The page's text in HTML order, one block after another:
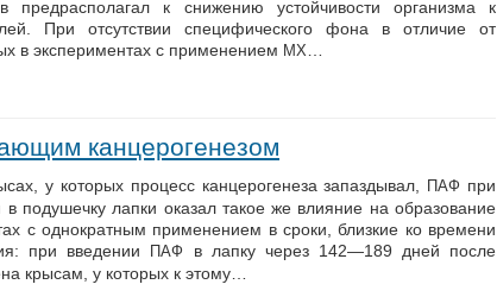
предрасполагал к снижению устойчивости организма к
При отсутствии специфического фона в отличие от
в экспериментах с применением MX
канцерогенезом
у которых процесс канцерогенеза запаздывал, ПАФ при
подушечку лапки оказал такое же влияние на образование
с однократным применением в сроки, близкие ко времени
при введении
ПАФ
в лапку через 142—189 дней после
крысам, у которых к этому…